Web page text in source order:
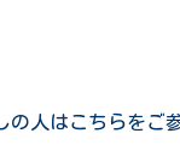
人はこちらをご